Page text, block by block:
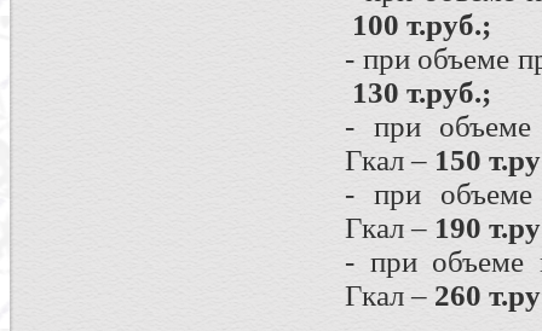
100 т.руб.;
- при объеме
130 т.руб.;
- при
Гкал – 150
- при объеме
Гкал – 190
- при объеме
Гкал – 260